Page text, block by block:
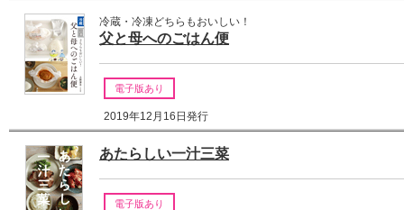
冷蔵・冷凍どちらもおいしい！
父と母へのごはん便
電子版あり
2019年12月16日発行
あたらしい一汁三菜
電子版あり